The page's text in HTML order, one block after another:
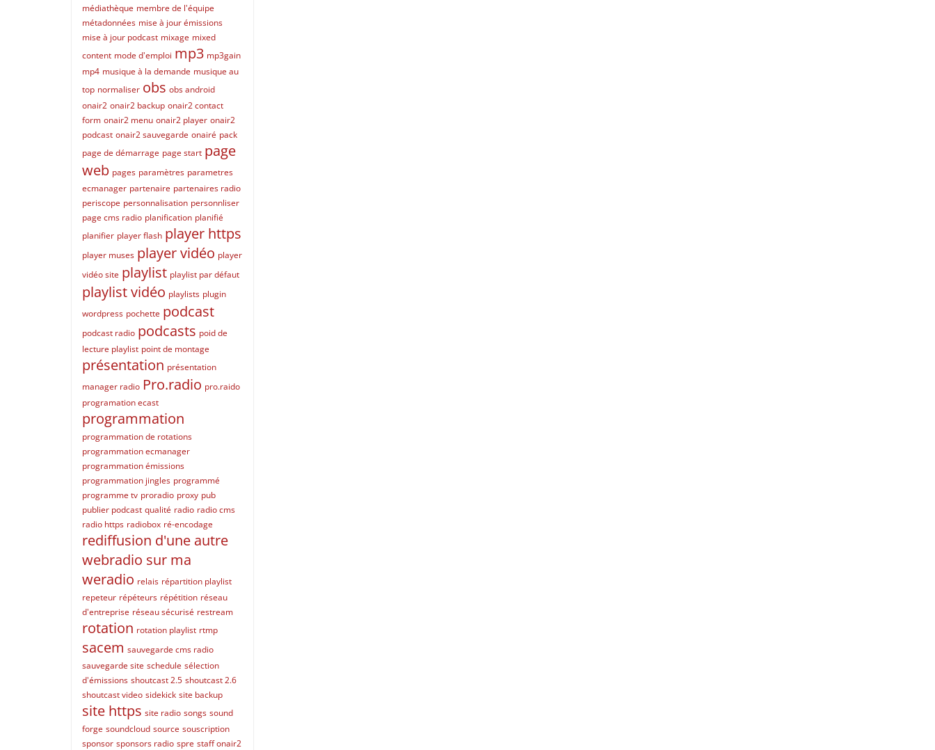
médiathèque membre de l'équipe
métadonnées mise à jour émissions
mise à jour podcast mixage mixed
content mode d'emploi mp3 mp3gain
mp4 musique à la demande musique au
top normaliser obs obs android
onair2 onair2 backup onair2 contact
form onair2 menu onair2 player onair2
podcast onair2 sauvegarde onairé pack
page de démarrage page start page
web pages paramètres parametres
ecmanager partenaire partenaires radio
periscope personnalisation personnliser
page cms radio planification planifié
planifier player flash player https
player muses player vidéo player
vidéo site playlist playlist par défaut
playlist vidéo playlists plugin
wordpress pochette podcast
podcast radio podcasts poid de
lecture playlist point de montage
présentation présentation
manager radio Pro.radio pro.raido
programation ecast
programmation
programmation de rotations
programmation ecmanager
programmation émissions
programmation jingles programmé
programme tv proradio proxy pub
publier podcast qualité radio radio cms
radio https radiobox ré-encodage
rediffusion d'une autre
webradio sur ma
weradio relais répartition playlist
repeteur répéteurs répétition réseau
d'entreprise réseau sécurisé restream
rotation rotation playlist rtmp
sacem sauvegarde cms radio
sauvegarde site schedule sélection
d'émissions shoutcast 2.5 shoutcast 2.6
shoutcast video sidekick site backup
site https site radio songs sound
forge soundcloud source souscription
sponsor sponsors radio spre staff onair2